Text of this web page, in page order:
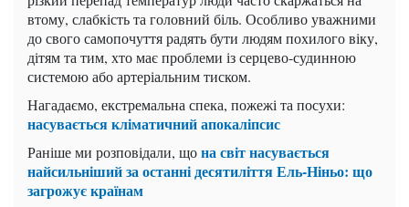
втому, слабкість та головний біль. Особливо уважними
до свого самопочуття радять бути людям похилого віку,
дітям та тим, хто має проблеми із серцево-судинною
системою або артеріальним тиском.
Нагадаємо, екстремальна спека, пожежі та посухи:
насувається кліматичний апокаліпсис
Раніше ми розповідали, щона світ насувається
найсильніший за останні десятиліття Ель-Ніньо: що
загрожує країнам